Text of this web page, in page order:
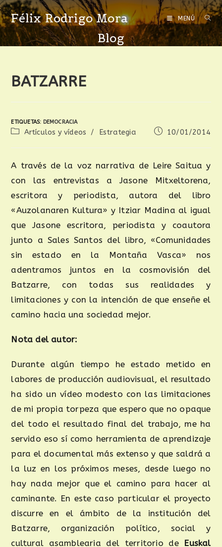
Félix Rodrigo Mora MENÚ
Blog
BATZARRE
ETIQUETAS: DEMOCRACIA
Artículos y vídeos / Estrategia 10/01/2014
A través de la voz narrativa de Leire Saitua y
con las entrevistas a Jasone Mitxeltorena,
escritora y periodista, autora del libro
«Auzolanaren Kultura» y Itziar Madina al igual
que Jasone escritora, periodista y coautora
junto a Sales Santos del libro, «Comunidades
sin estado en la Montaña Vasca» nos
adentramos juntos en la cosmovisión del
Batzarre, con todas sus realidades y
limitaciones y con la intención de que enseñe el
camino hacia una sociedad mejor.
Nota del autor:
Durante algún tiempo he estado metido en
labores de producción audiovisual, el resultado
ha sido un vídeo modesto con las limitaciones
de mi propia torpeza que espero que no opaque
del todo el resultado final del trabajo, me ha
servido eso sí como herramienta de aprendizaje
para el documental más extenso y que saldrá a
la luz en los próximos meses, desde luego no
hay nada mejor que el camino para hacer al
caminante. En este caso particular el proyecto
discurre en el ámbito de la institución del
Batzarre, organización político, social y
cultural asamblearia del territorio de Euskal